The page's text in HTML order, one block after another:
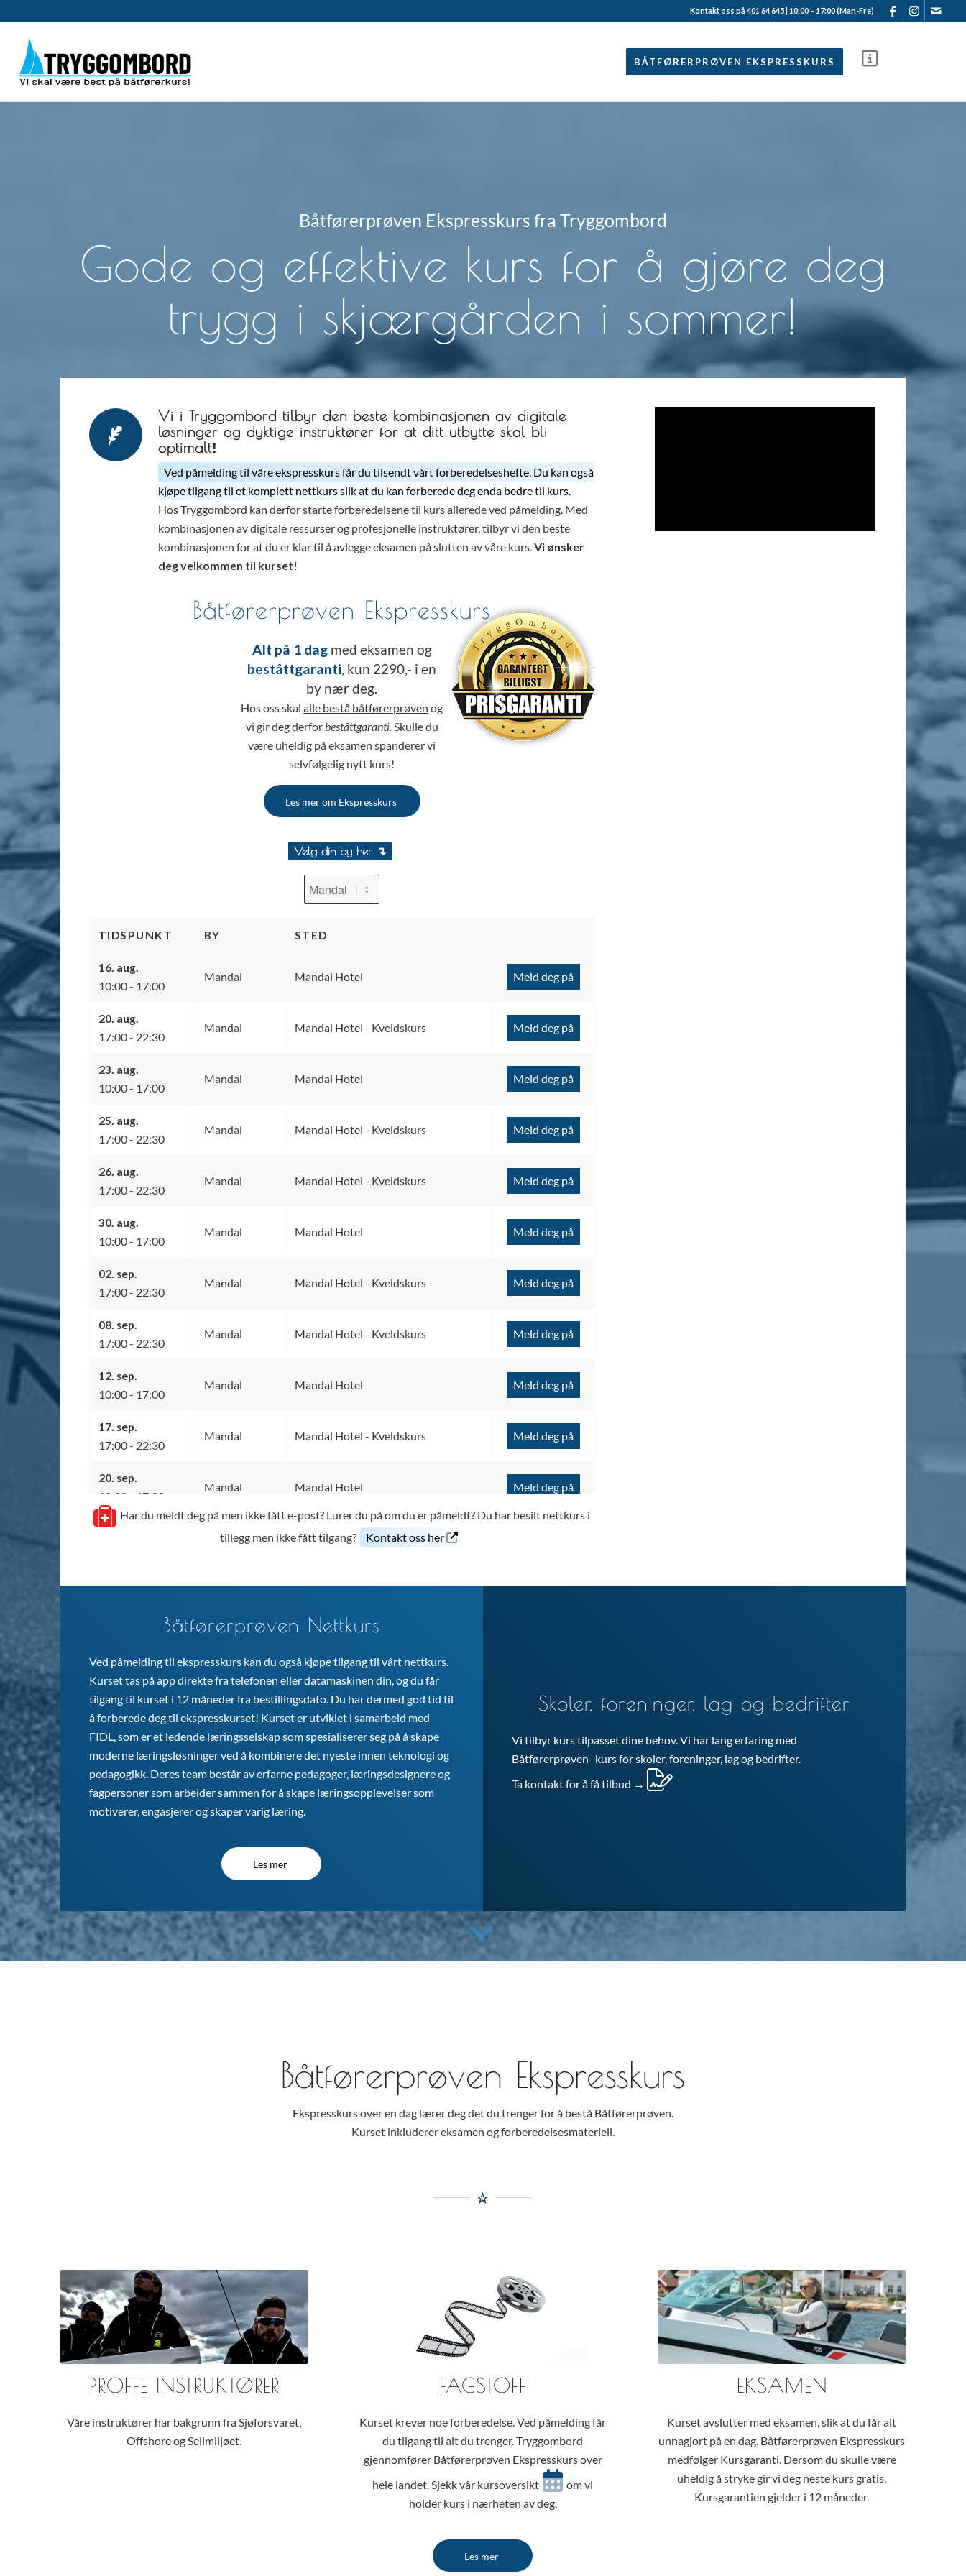
Kontakt oss på 401 64 645 | 10:00 – 17:00 (Man-Fre)
BÅTFØRERPRØVEN EKSPRESSKURS
Båtførerprøven Ekspresskurs fra Tryggombord
Gode og effektive kurs for å gjøre deg
trygg i skjærgården i sommer!
Vi i Tryggombord tilbyr den beste kombinasjonen av digitale
løsninger og dyktige instruktører for at ditt utbytte skal bli
optimalt!
Ved påmelding til våre ekspresskurs får du tilsendt vårt forberedelseshefte. Du kan også
kjøpe tilgang til et komplett nettkurs slik at du kan forberede deg enda bedre til kurs.
Hos Tryggombord kan derfor starte forberedelsene til kurs allerede ved påmelding. Med
kombinasjonen av digitale ressurser og profesjonelle instruktører, tilbyr vi den beste
kombinasjonen for at du er klar til å avlegge eksamen på slutten av våre kurs.Vi ønsker
deg velkommen til kurset!
Båtførerprøven Ekspresskurs
Alt på 1 dagmed eksamen og
beståttgaranti, kun 2290,- i en
by nær deg.
Hos oss skalalle bestå båtførerprøven og
vi gir deg derfor beståttgaranti. Skulle du
være uheldig på eksamen spanderer vi
selvfølgelig nytt kurs!
Les mer om Ekspresskurs
Velg din by her ↴
TIDSPUNKT BY STED
16. aug.
10:00 - 17:00
Mandal Mandal Hotel Meld deg på
20. aug.
17:00 - 22:30
Mandal Mandal Hotel - Kveldskurs Meld deg på
23. aug.
10:00 - 17:00
Mandal Mandal Hotel Meld deg på
25. aug.
17:00 - 22:30
Mandal Mandal Hotel - Kveldskurs Meld deg på
26. aug.
17:00 - 22:30
Mandal Mandal Hotel - Kveldskurs Meld deg på
30. aug.
10:00 - 17:00
Mandal Mandal Hotel Meld deg på
02. sep.
17:00 - 22:30
Mandal Mandal Hotel - Kveldskurs Meld deg på
08. sep.
17:00 - 22:30
Mandal Mandal Hotel - Kveldskurs Meld deg på
12. sep.
10:00 - 17:00
Mandal Mandal Hotel Meld deg på
17. sep.
17:00 - 22:30
Mandal Mandal Hotel - Kveldskurs Meld deg på
20. sep.
10:00 - 17:00
Mandal Mandal Hotel Meld deg på
23. sep.
Mandal Mandal Hotel - Kveldskurs
Mandal Mandal Hotel Meld deg på
Mandal
04. okt.
10:00 - 17:00
08. okt.
17:00 - 22:30
Mandal Mandal Hotel - Kveldskurs Meld deg på
10. okt.
10:00 - 17:00
Mandal Mandal Hotel
Mandal Mandal Hotel - Kveldskurs
03. nov.
17:00 - 22:30
Mandal Mandal Hotel - Kveldskurs Meld deg på
Meld deg på
Har du meldt deg på men ikke fått e-post? Lurer du på om du er påmeldt? Du har besilt nettkurs i
tillegg men ikke fått tilgang?
Kontakt oss her
Båtførerprøven Nettkurs
Ved påmelding til ekspresskurs kan du også kjøpe tilgang til vårt nettkurs.
Kurset tas på app direkte fra telefonen eller datamaskinen din, og du får
tilgang til kurset i 12 måneder fra bestillingsdato. Du har dermed god tid til
å forberede deg til ekspresskurset! Kurset er utviklet i samarbeid med
FIDL, som er et ledende læringsselskap som spesialiserer seg på å skape
moderne læringsløsninger ved å kombinere det nyeste innen teknologi og
pedagogikk. Deres team består av erfarne pedagoger, læringsdesignere og
fagpersoner som arbeider sammen for å skape læringsopplevelser som
motiverer, engasjerer og skaper varig læring.
Les mer
Skoler, foreninger, lag og bedrifter
Vi tilbyr kurs tilpasset dine behov. Vi har lang erfaring med
Båtførerprøven- kurs for skoler, foreninger, lag og bedrifter.
Ta kontakt for å få tilbud →
Båtførerprøven Ekspresskurs
Ekspresskurs over en dag lærer deg det du trenger for å bestå Båtførerprøven.
Kurset inkluderer eksamen og forberedelsesmateriell.
PROFFE INSTRUKTØRER
Våre instruktører har bakgrunn fra Sjøforsvaret,
Offshore og Seilmiljøet.
FAGSTOFF
Kurset krever noe forberedelse. Ved påmelding får
du tilgang til alt du trenger. Tryggombord
gjennomfører Båtførerprøven Ekspresskurs over
hele landet. Sjekk vår kursoversikt
om vi
holder kurs i nærheten av deg.
EKSAMEN
Kurset avslutter med eksamen, slik at du får alt
unnagjort på en dag. Båtførerprøven Ekspresskurs
medfølger Kursgaranti. Dersom du skulle være
uheldig å stryke gir vi deg neste kurs gratis.
Kursgarantien gjelder i 12 måneder.
Les mer